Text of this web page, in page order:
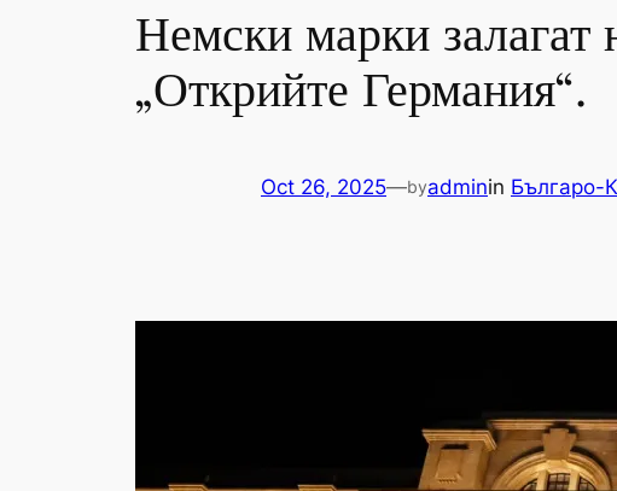
Немски марки
„Открийте Германия“.
Oct 26, 2025—byadminin Българо-